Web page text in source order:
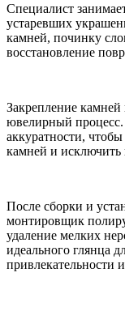
Специалист
устаревших
камней, починку
восстановление
Закрепление
ювелирный процесс.
аккуратности,
камней и исключить
После сборки и
монтировщик
удаление мелких
идеального глянца
привлекательности